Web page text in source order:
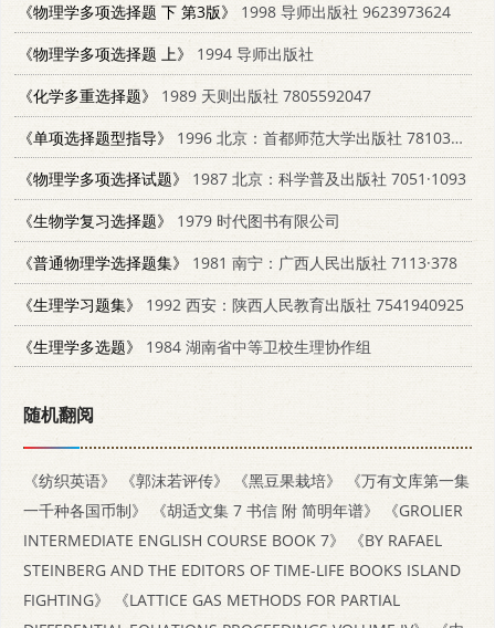
《物理学多项选择题 下 第3版》
1998 导师出版社 9623973624
《物理学多项选择题 上》
1994 导师出版社
《化学多重选择题》
1989 天则出版社 7805592047
《单项选择题型指导》
1996 北京：首都师范大学出版社 7810396307
《物理学多项选择试题》
1987 北京：科学普及出版社 7051·1093
《生物学复习选择题》
1979 时代图书有限公司
《普通物理学选择题集》
1981 南宁：广西人民出版社 7113·378
《生理学习题集》
1992 西安：陕西人民教育出版社 7541940925
《生理学多选题》
1984 湖南省中等卫校生理协作组
随机翻阅
《纺织英语》 《郭沫若评传》 《黑豆果栽培》
《万有文库第一集
一千种各国币制》
《胡适文集 7 书信 附 简明年谱》
《GROLIER
INTERMEDIATE ENGLISH COURSE BOOK 7》
《BY RAFAEL
STEINBERG AND THE EDITORS OF TIME-LIFE BOOKS ISLAND
FIGHTING》
《LATTICE GAS METHODS FOR PARTIAL